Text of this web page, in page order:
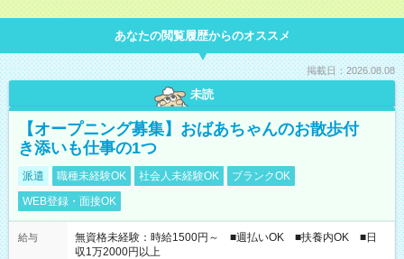
あなたの閲覧履歴からのオススメ
掲載日：2026.08.08
未読
【オープニング募集】おばあちゃんのお散歩付
き添いも仕事の1つ
派遣 職種未経験OK 社会人未経験OK
ブランクOK
WEB登録・面接OK
給与
無資格未経験：時給1500円～ ■週払いOK ■扶養内OK ■日
収1万2000円以上